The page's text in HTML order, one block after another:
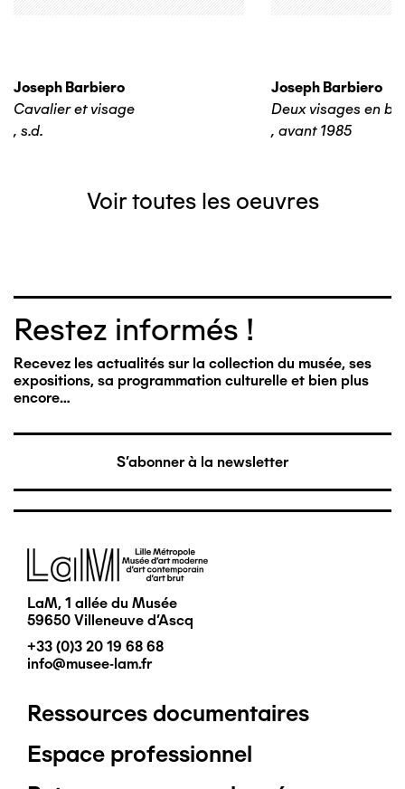
Joseph Barbiero
Cavalier et visage
, s.d.
Joseph Barbiero
Deux visages en
, avant 1985
Voir toutes les oeuvres
Restez informés !
Recevez les actualités sur la collection du musée, ses
expositions, sa programmation culturelle et bien plus
encore…
S'abonner à la newsletter
Image
LaM, 1 allée du Musée
59650 Villeneuve d'Ascq
+33 (0)3 20 19 68 68
info@musee-lam.fr
Pied
de
Ressources documentaires
Espace professionnel